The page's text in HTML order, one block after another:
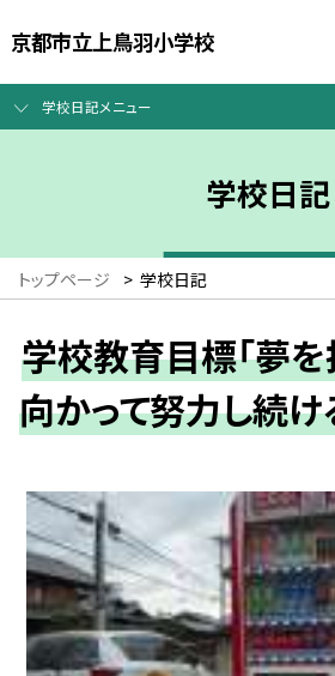
京都市立上鳥羽小学校
学校日記メニュー
学校日記
トップページ > 学校日記
学校教育目標「夢を
向かって努力し続け